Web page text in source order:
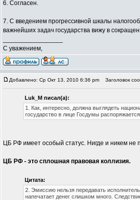
6. Согласен.
7. С введением прогрессивной шкалы
важнейших задач государства вижу в
С уважением,
Добавлено: Ср Окт 13, 2010 6:36 pm Заголовок
Luk_M писал(а):
1. Как, интересно, должна выглядеть
государство в лице Госдумы
ЦБ РФ имеет особый статус. Нигде и никем не
ЦБ РФ - это сплошная правовая коллизия.
Цитата:
2. Эмиссию нельзя передавать
напечатает денег слишком много.